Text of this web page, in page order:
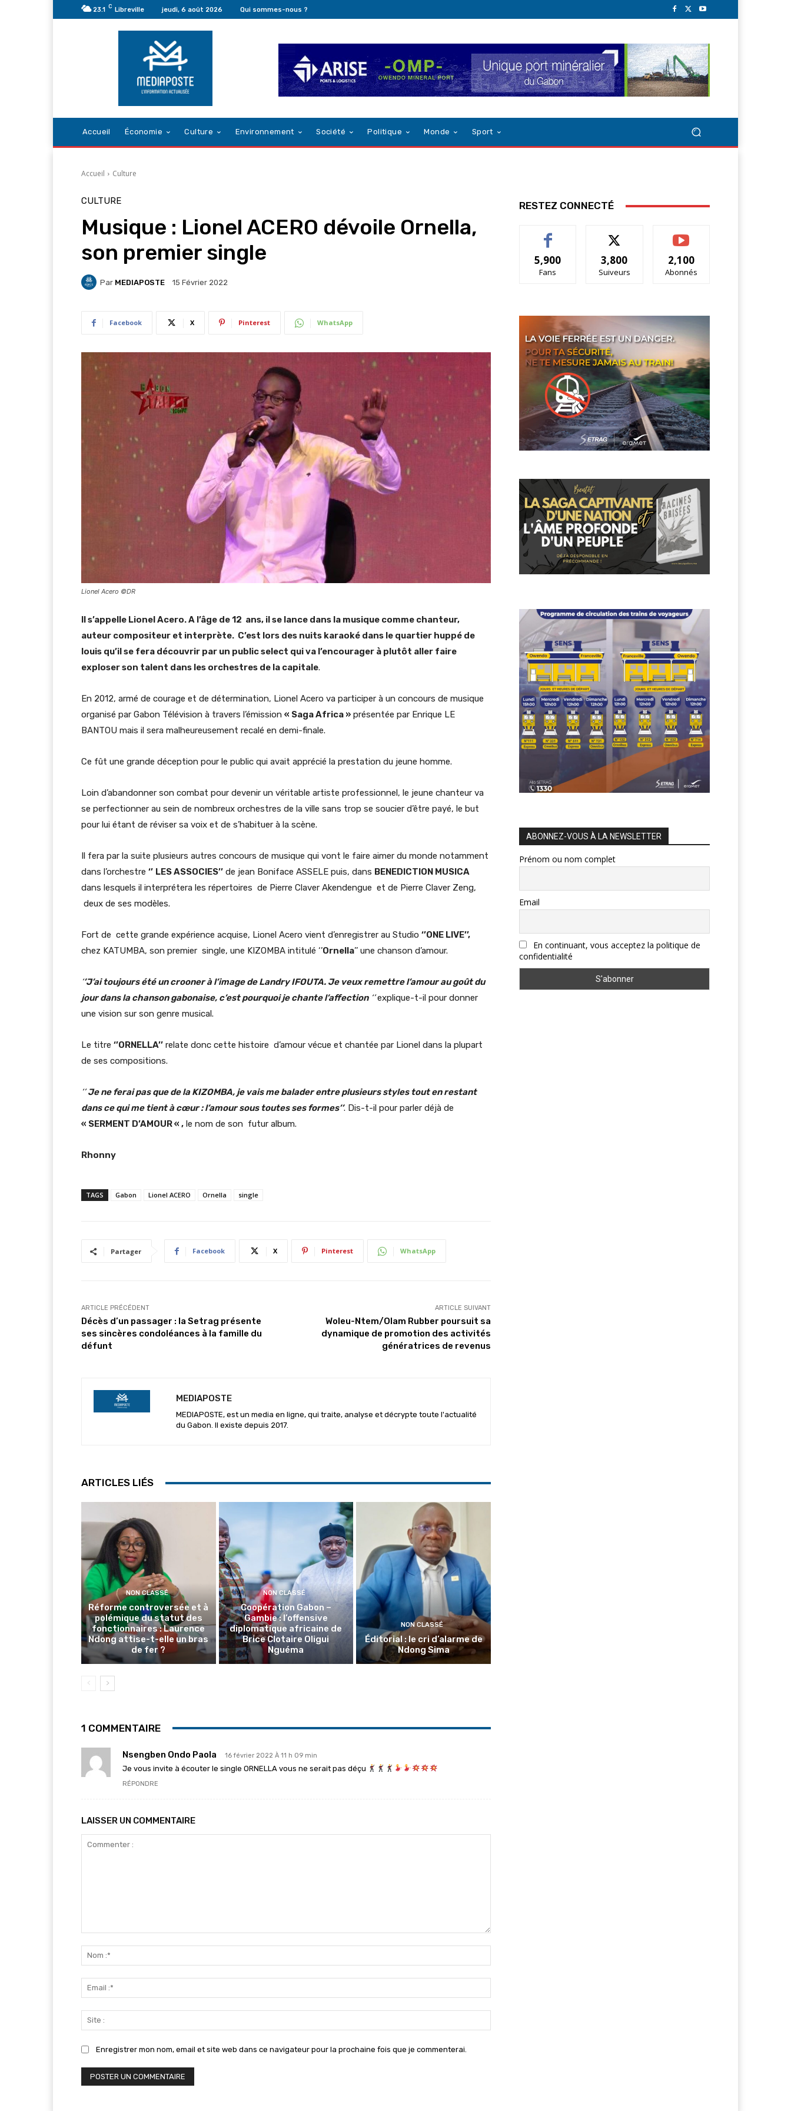
23.1 C Libreville jeudi, 6 août 2026 Qui sommes-nous ?
Accueil Économie Culture Environnement Société Politique Monde Sport
Accueil Culture
CULTURE
Musique : Lionel ACERO dévoile Ornella,
son premier single
Par MEDIAPOSTE 15 Février 2022
Facebook X Pinterest WhatsApp
Lionel Acero ©DR
Il s’appelle Lionel Acero. A l’âge de 12 ans, il se lance dans la musique comme chanteur,
auteur compositeur et interprète. C’est lors des nuits karaoké dans le quartier huppé de
louis qu’il se fera découvrir par un public select qui va l’encourager à plutôt aller faire
exploser son talent dans les orchestres de la capitale.
En 2012, armé de courage et de détermination, Lionel Acero va participer à un concours de musique
organisé par Gabon Télévision à travers l’émission « Saga Africa » présentée par Enrique LE
BANTOU mais il sera malheureusement recalé en demi-finale.
Ce fût une grande déception pour le public qui avait apprécié la prestation du jeune homme.
Loin d’abandonner son combat pour devenir un véritable artiste professionnel, le jeune chanteur va
se perfectionner au sein de nombreux orchestres de la ville sans trop se soucier d’être payé, le but
pour lui étant de réviser sa voix et de s’habituer à la scène.
Il fera par la suite plusieurs autres concours de musique qui vont le faire aimer du monde notamment
dans l’orchestre ‘’ LES ASSOCIES’’ de jean Boniface ASSELE puis, dans BENEDICTION MUSICA
dans lesquels il interprétera les répertoires de Pierre Claver Akendengue et de Pierre Claver Zeng,
deux de ses modèles.
Fort de cette grande expérience acquise, Lionel Acero vient d’enregistrer au Studio ‘’ONE LIVE’’,
chez KATUMBA, son premier single, une KIZOMBA intitulé ‘’Ornella’’ une chanson d’amour.
‘’J’ai toujours été un crooner à l’image de Landry IFOUTA. Je veux remettre l’amour au goût du
jour dans la chanson gabonaise, c’est pourquoi je chante l’affection‘’explique-t-il pour donner
une vision sur son genre musical.
Le titre ‘’ORNELLA’’ relate donc cette histoire d’amour vécue et chantée par Lionel dans la plupart
de ses compositions.
‘’Je ne ferai pas que de la KIZOMBA, je vais me balader entre plusieurs styles tout en restant
dans ce qui me tient à cœur : l’amour sous toutes ses formes’’. Dis-t-il pour parler déjà de
« SERMENT D’AMOUR « , le nom de son futur album.
Rhonny
TAGS Gabon Lionel ACERO Ornella single
Partager Facebook X Pinterest WhatsApp
ARTICLE PRÉCÉDENT
Décès d’un passager : la Setrag présente
ses sincères condoléances à la famille du
défunt
ARTICLE SUIVANT
Woleu-Ntem/Olam Rubber poursuit sa
dynamique de promotion des activités
génératrices de revenus
MEDIAPOSTE
MEDIAPOSTE, est un media en ligne, qui traite, analyse et décrypte toute l'actualité
du Gabon. Il existe depuis 2017.
ARTICLES LIÉS
NON CLASSÉ
Réforme controversée et à
polémique du statut des
fonctionnaires : Laurence
Ndong attise-t-elle un bras
de fer ?
NON CLASSÉ
Coopération Gabon –
Gambie : l’offensive
diplomatique africaine de
Brice Clotaire Oligui
Nguéma
NON CLASSÉ
Éditorial : le cri d’alarme de
Ndong Sima
1 COMMENTAIRE
Nsengben Ondo Paola 16 février 2022 À 11 h 09 min
Je vous invite à écouter le single ORNELLA vous ne serait pas déçu
RÉPONDRE
LAISSER UN COMMENTAIRE
:*
:*
:
Enregistrer mon nom, email et site web dans ce navigateur pour la prochaine fois que je commenterai.
RESTEZ CONNECTÉ
5,900
Fans
3,800
Suiveurs
2,100
Abonnés
ABONNEZ-VOUS À LA NEWSLETTER
Prénom ou nom complet
Email
En continuant, vous acceptez la politique de
confidentialité